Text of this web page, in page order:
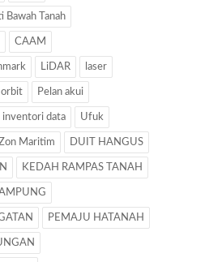
Bawah Tanah
CAAM
LiDAR laser
orbit Pelan akui
inventori data Ufuk
Maritim DUIT HANGUS
KEDAH RAMPAS TANAH
PEMAJU HATANAH